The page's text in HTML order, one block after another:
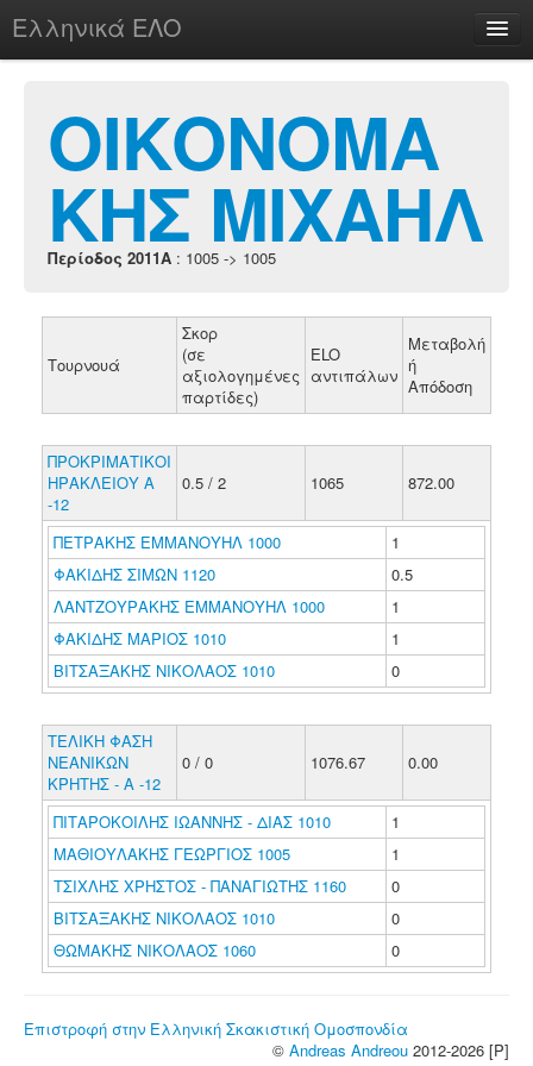
Ελληνικά ΕΛΟ
chesstu.be @ discord
Login
ΟΙΚΟΝΟΜΑ
ΚΗΣ ΜΙΧΑΗΛ
Περίοδος 2011A : 1005 -> 1005
Τουρνουά
Σκορ
(σε
αξιολογημένες
παρτίδες)
ELO
αντιπάλων
Μεταβολή
ή
Απόδοση
ΠΡΟΚΡΙΜΑΤΙΚΟΙ
ΗΡΑΚΛΕΙΟΥ Α
-12
0.5 / 2 1065 872.00
ΠΕΤΡΑΚΗΣ ΕΜΜΑΝΟΥΗΛ 1000
1
ΦΑΚΙΔΗΣ ΣΙΜΩΝ 1120
0.5
ΛΑΝΤΖΟΥΡΑΚΗΣ ΕΜΜΑΝΟΥΗΛ 1000
1
ΦΑΚΙΔΗΣ ΜΑΡΙΟΣ 1010
1
ΒΙΤΣΑΞΑΚΗΣ ΝΙΚΟΛΑΟΣ 1010
0
ΤΕΛΙΚΗ ΦΑΣΗ
ΝΕΑΝΙΚΩΝ
ΚΡΗΤΗΣ - Α -12
0 / 0 1076.67 0.00
ΠΙΤΑΡΟΚΟΙΛΗΣ ΙΩΑΝΝΗΣ - ΔΙΑΣ 1010
1
ΜΑΘΙΟΥΛΑΚΗΣ ΓΕΩΡΓΙΟΣ 1005
1
ΤΣΙΧΛΗΣ ΧΡΗΣΤΟΣ - ΠΑΝΑΓΙΩΤΗΣ 1160
0
ΒΙΤΣΑΞΑΚΗΣ ΝΙΚΟΛΑΟΣ 1010
0
ΘΩΜΑΚΗΣ ΝΙΚΟΛΑΟΣ 1060
0
Επιστροφή στην Ελληνική Σκακιστική Ομοσπονδία
© Andreas Andreou 2012-2026 [P]